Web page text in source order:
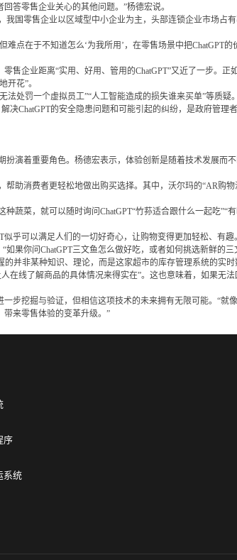
答零售企业关心的其他问题。”杨德宏说。
国零售企业以区域型中小企业为主，头部连锁企业市场占
点在于不知道怎么‘为我所用’，在零售场景中把ChatGPT
售企业距离“实用、好用、管用的ChatGPT”又近了一步。
开花”。
处罚一个虚拟员工”“人工智能造成的损失谁来买单”等质疑。
ChatGPT的安全隐患问题和可能引起的纠纷，是政府管理
演着重要角色。杨德宏表示，体验创新是随着技术发展而
助消费者更轻松地做出购买选择。其中，沃尔玛的“AR购
蔬菜，就可以随时询问ChatGPT“竹荪适合跟什么一起吃
乎可以满足人们的一切好奇心，让购物变得更加轻松、有趣。
果你问ChatGPT三文鱼怎么做好吃，或者如何挑选新鲜的
的并非某种知识、理论，而是这家超市的库存管理系统的实时
线了解商品的具体情况来得实在”。这也意味着，如果无
挖掘与验证，但相信这项技术的未来拥有无限可能。“就
带来零售体验的变革升级。”
序
系统